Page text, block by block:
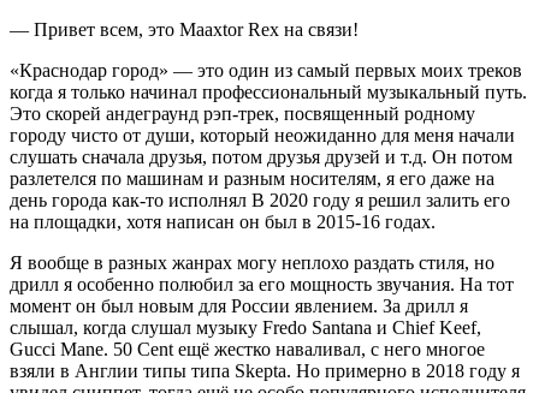
— Привет всем, это Maaxtor Rex на связи!
«Краснодар город» — это один из самый первых моих треков
когда я только начинал профессиональный музыкальный путь.
Это скорей андеграунд рэп-трек, посвященный родному
городу чисто от души, который неожиданно для меня начали
слушать сначала друзья, потом друзья друзей и т.д. Он потом
разлетелся по машинам и разным носителям, я его даже на
день города как-то исполнял В 2020 году я решил залить его
на площадки, хотя написан он был в 2015-16 годах.
Я вообще в разных жанрах могу неплохо раздать стиля, но
дрилл я особенно полюбил за его мощность звучания. На тот
момент он был новым для России явлением. За дрилл я
слышал, когда слушал музыку Fredo Santana и Chief Keef,
Gucci Mane. 50 Сent ещё жестко наваливал, с него многое
взяли в Англии типы типа Skepta. Но примерно в 2018 году я